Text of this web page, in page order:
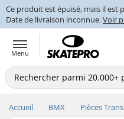
Ce produit est épuisé, mais il est
Date de livraison inconnue.Voir
Menu
Accueil BMX Pièces